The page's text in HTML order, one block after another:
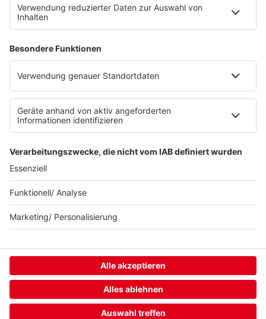
Partner
Radioplayer
Eisbären
Berliner Rundfunk 91.4
94,3 RS2
KISS FM
© KISS FM